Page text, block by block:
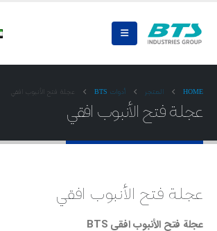
HOME المتجر أدوات BTS عجلة فتح الأنبوب افقي
عجلة فتح الأنبوب افقي
عجلة فتح الأنبوب افقي
عجلة فتح الأنبوب افقي BTS